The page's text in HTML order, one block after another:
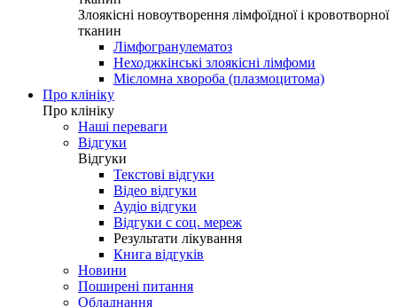
Злоякісні новоутворення лімфоїдної і кровотворної
тканин
Лімфогранулематоз
Неходжкінські злоякісні лімфоми
Мієломна хвороба (плазмоцитома)
Про клініку
Про клініку
Наші переваги
Відгуки
Відгуки
Текстові відгуки
Відео відгуки
Аудіо відгуки
Відгуки с соц. мереж
Результати лікування
Книга відгуків
Новини
Поширені питання
Обладнання